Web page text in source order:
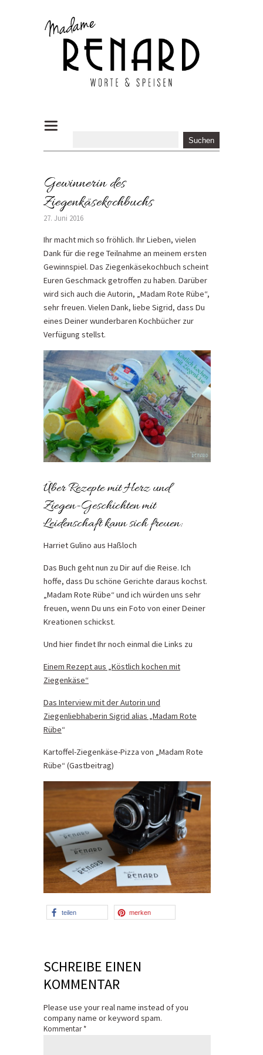
Gewinnerin des
Ziegenkäsekochbuchs
27. Juni 2016
Ihr macht mich so fröhlich. Ihr Lieben, vielen
Dank für die rege Teilnahme an meinem ersten
Gewinnspiel. Das Ziegenkäsekochbuch scheint
Euren Geschmack getroffen zu haben. Darüber
wird sich auch die Autorin, „Madam Rote Rübe“,
sehr freuen. Vielen Dank, liebe Sigrid, dass Du
eines Deiner wunderbaren Kochbücher zur
Verfügung stellst.
Über Rezepte mit Herz und
Ziegen-Geschichten mit
Leidenschaft kann sich freuen:
Harriet Gulino aus Haßloch
Das Buch geht nun zu Dir auf die Reise. Ich
hoffe, dass Du schöne Gerichte daraus kochst.
„Madam Rote Rübe“ und ich würden uns sehr
freuen, wenn Du uns ein Foto von einer Deiner
Kreationen schickst.
Und hier findet Ihr noch einmal die Links zu
Einem Rezept aus „Köstlich kochen mit
Ziegenkäse“
Das Interview mit der Autorin und
Ziegenliebhaberin Sigrid alias „Madam Rote
Rübe“
Kartoffel-Ziegenkäse-Pizza von „Madam Rote
Rübe“ (Gastbeitrag)
teilen merken
SCHREIBE EINEN
KOMMENTAR
Please use your real name instead of you
company name or keyword spam.
Kommentar*